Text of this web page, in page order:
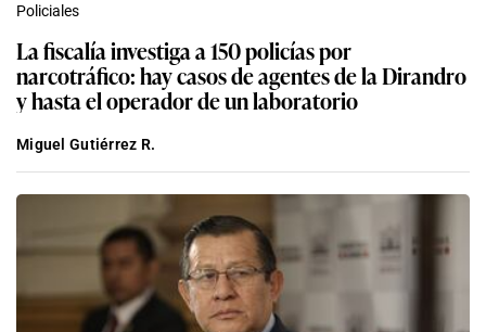
Policiales
La fiscalía investiga a 150 policías por
narcotráfico: hay casos de agentes de la Dirandro
y hasta el operador de un laboratorio
Miguel Gutiérrez R.